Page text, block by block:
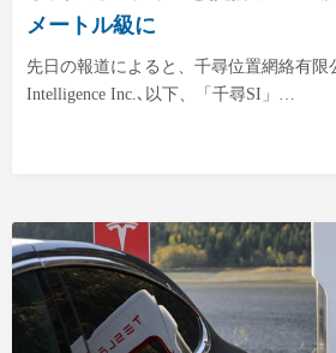
メートル級に
先日の報道によると、千尋位置網絡有限
Intelligence Inc.､以下、「千尋SI」…